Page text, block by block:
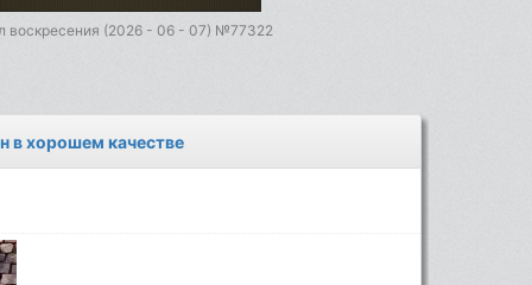
воскресения (2026 - 06 - 07) №77322
в хорошем качестве